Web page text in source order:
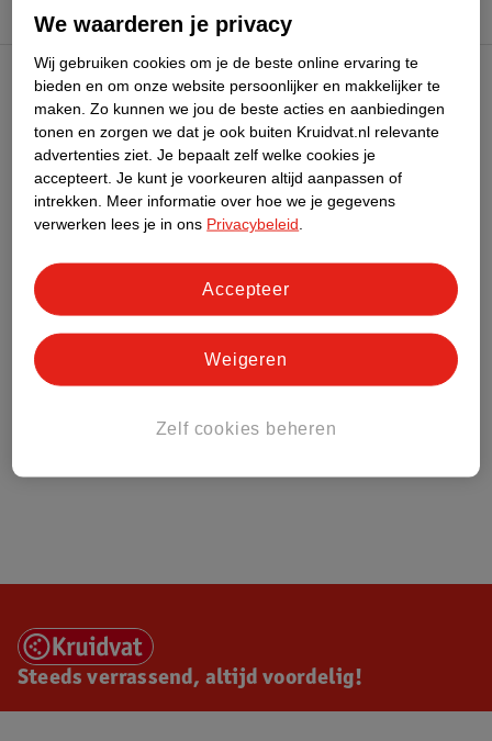
Kruidvat Club
Klantenservice
Over Kruidvat
Steeds verrassend, altijd voordelig!
We waarderen je privacy
Wij gebruiken cookies om je de beste online ervaring te
bieden en om onze website persoonlijker en makkelijker te
maken. Zo kunnen we jou de beste acties en aanbiedingen
tonen en zorgen we dat je ook buiten Kruidvat.nl relevante
advertenties ziet. Je bepaalt zelf welke cookies je
accepteert. Je kunt je voorkeuren altijd aanpassen of
intrekken.
Meer informatie over hoe we je gegevens
verwerken lees je in ons Privacybeleid
Zelf cookies beheren
Weigeren
Accepteer